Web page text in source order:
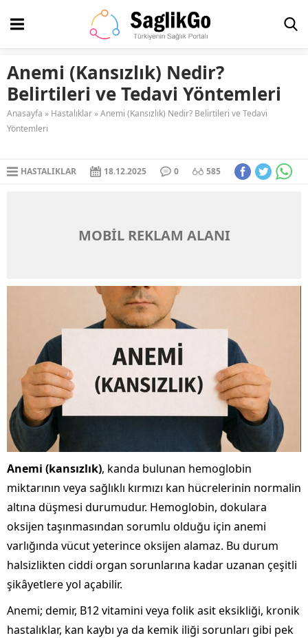
Anemi (Kansızlık) Nedir?
Belirtileri ve Tedavi Yöntemleri
Anasayfa » Hastalıklar»Anemi (Kansızlık) Nedir? Belirtileri ve Tedavi
Yöntemleri
HASTALIKLAR 18.12.2025 0 585
MOBİL REKLAM ALANI
Anemi (kansızlık), kanda bulunan hemoglobin
miktarının veya sağlıklı kırmızı kan hücrelerinin normalin
altına düşmesi durumudur. Hemoglobin, dokulara
oksijen taşınmasından sorumlu olduğu için anemi
varlığında vücut yeterince oksijen alamaz. Bu durum
halsizlikten ciddi organ sorunlarına kadar uzanan çeşitli
şikâyetlere yol açabilir.
Anemi; demir, B12 vitamini veya folik asit eksikliği, kronik
hastalıklar, kan kaybı ya da kemik iliği sorunları gibi pek